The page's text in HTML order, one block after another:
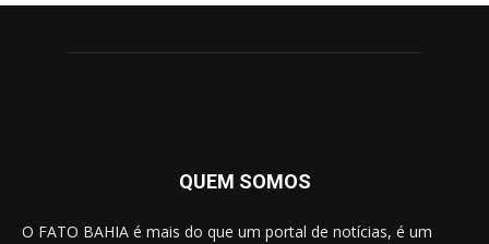
QUEM SOMOS
O FATO BAHIA é mais do que um portal de notícias, é um